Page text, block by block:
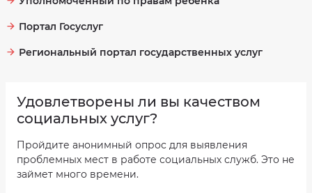
Портал Госуслуг
Региональный портал государственных услуг
Удовлетворены ли вы качеством
социальных услуг?
Пройдите анонимный опрос для выявления
проблемных мест в работе социальных служб. Это не
займет много времени.